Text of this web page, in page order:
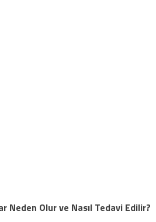
Neden Olur ve Nasıl Tedavi Edilir?